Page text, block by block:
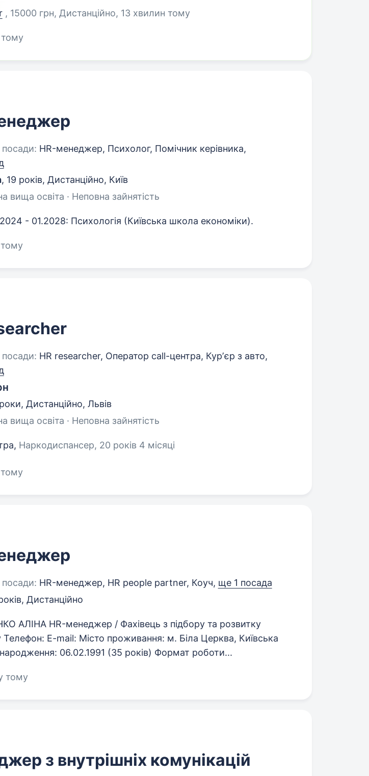
, 15000 грн, Дистанційно, 13 хвилин тому
посади: HR-менеджер, Психолог, Помічник керівника,
, 19 років, Дистанційно, Київ
вища освіта · Неповна зайнятість
- 01.2028: Психологія (Київська школа економіки).
посади: HR researcher, Оператор call-центра, Курʼєр з авто,
, Дистанційно, Львів
вища освіта · Неповна зайнятість
Наркодиспансер, 20 років 4 місяці
посади: HR-менеджер, HR people partner, Коуч, ще 1 посада
, Дистанційно
АЛІНА HR-менеджер / Фахівець з підбору та розвитку
Телефон: E-mail: Місто проживання: м. Біла Церква, Київська
06.02.1991 (35 років) Формат роботи...
тому
з внутрішніх комунікацій